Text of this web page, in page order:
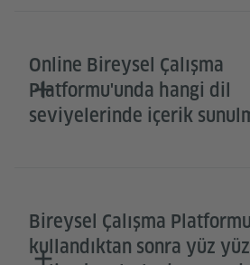
Online Bireysel Çalışma
Platformu'unda hangi dil
seviyelerinde içerik
Bireysel Çalışma
kullandıktan sonra yüz